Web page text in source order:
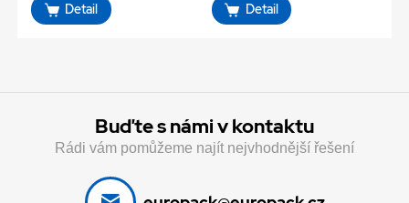
Detail Detail
Buďte s námi v kontaktu
Rádi vám pomůžeme najít nejvhodnější řešení